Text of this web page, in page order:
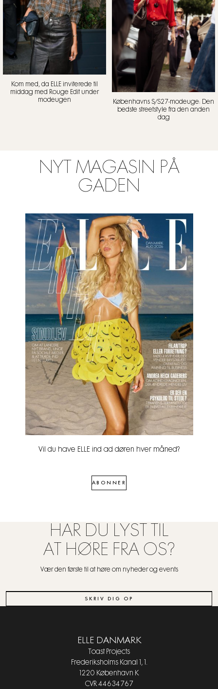
Kom med, da ELLE inviterede til
middag med Rouge Edit under
modeugen
Københavns S/S27-modeuge: Den
bedste streetstyle fra den anden
dag
NYT MAGASIN PÅ
GADEN
Vil du have ELLE ind ad døren hver måned?
ABONNER
HAR DU LYST TIL
AT HØRE FRA OS?
Vær den første til at høre om nyheder og events
SKRIV DIG OP
ELLE DANMARK
Toast Projects
Frederiksholms Kanal 1, 1.
1220 København K
CVR 44634767